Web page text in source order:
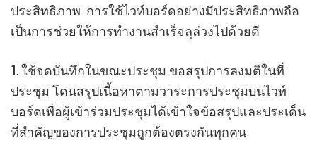
ประสิทธิภาพ การใช้ไวท์บอร์ดอย่างมีประสิทธิภาพถือ
เป็นการช่วยให้การทำงานสำเร็จลุล่วงไปด้วยดี
1. ใช้จดบันทึกในขณะประชุม ขอสรุปการลงมติในที่
ประชุม โดนสรุปเนื้อหาตามวาระการประชุมบนไวท์
บอร์ดเพื่อผู้เข้าร่วมประชุมได้เข้าใจข้อสรุปและประเด็น
ที่สำคัญของการประชุมถูกต้องตรงกันทุกคน